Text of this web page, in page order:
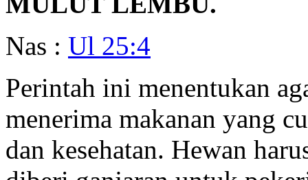
Nas : Ul 25:4
Perintah ini menentukan
menerima makanan yang
dan kesehatan. Hewan